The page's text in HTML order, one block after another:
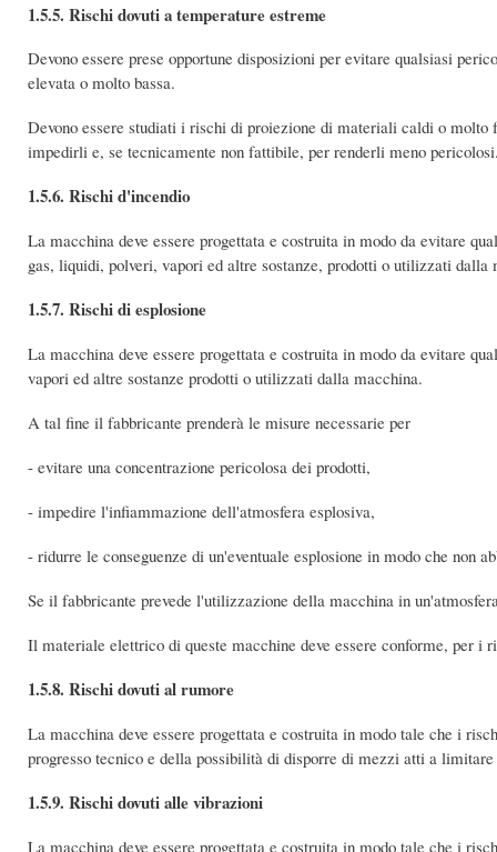
1.5.5. Rischi dovuti a temperature estreme
Devono essere prese opportune disposizioni per evitare qualsiasi
elevata o molto bassa.
Devono essere studiati i rischi di proiezione di materiali caldi o molto
impedirli e, se tecnicamente non fattibile, per renderli meno
1.5.6. Rischi d'incendio
La macchina deve essere progettata e costruita in modo da evitare
gas, liquidi, polveri, vapori ed altre sostanze, prodotti o utilizzati dalla
1.5.7. Rischi di esplosione
La macchina deve essere progettata e costruita in modo da evitare
vapori ed altre sostanze prodotti o utilizzati dalla macchina.
A tal fine il fabbricante prenderà le misure necessarie per
- evitare una concentrazione pericolosa dei prodotti,
- impedire l'infiammazione dell'atmosfera esplosiva,
- ridurre le conseguenze di un'eventuale esplosione in modo che non
Se il fabbricante prevede l'utilizzazione della macchina in
Il materiale elettrico di queste macchine deve essere conforme, per i
1.5.8. Rischi dovuti al rumore
La macchina deve essere progettata e costruita in modo tale che i
progresso tecnico e della possibilità di disporre di mezzi atti a
1.5.9. Rischi dovuti alle vibrazioni
La macchina deve essere progettata e costruita in modo tale che i